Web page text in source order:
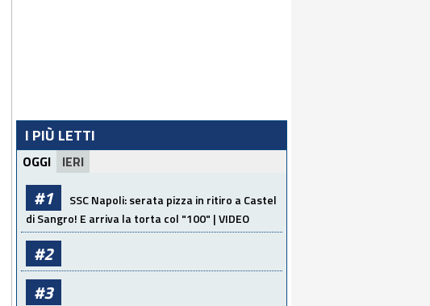
I PIÙ LETTI
OGGI IERI
#1
SSC Napoli: serata pizza in ritiro a Castel
di Sangro! E arriva la torta col "100" | VIDEO
#2
#3